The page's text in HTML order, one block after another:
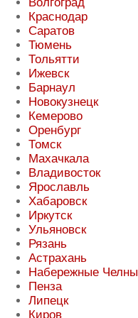
Краснодар
Саратов
Тюмень
Тольятти
Ижевск
Барнаул
Новокузнецк
Кемерово
Оренбург
Томск
Махачкала
Владивосток
Ярославль
Хабаровск
Иркутск
Ульяновск
Рязань
Астрахань
Набережные Челны
Пенза
Липецк
Киров